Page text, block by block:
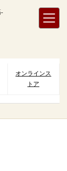
-
オンラインス
トア